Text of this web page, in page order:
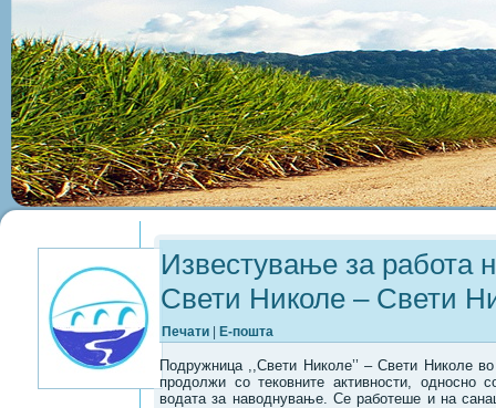
Известување за работа
Свети Николе – Свети
Печати Е-пошта
Подружница ,,Свети Николе’’ – Свети Николе
продолжи со тековните активности, односно
водата за наводнување. Се работеше и на